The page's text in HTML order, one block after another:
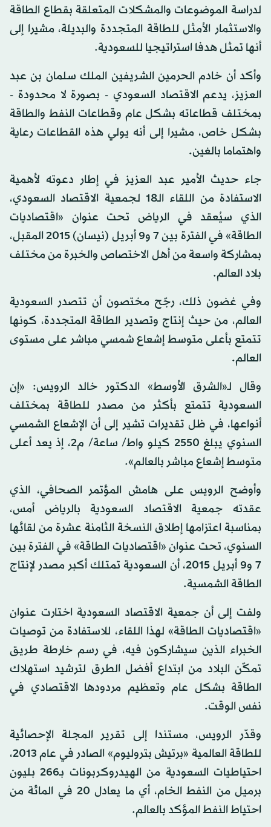
لدراسة الموضوعات والمشكلات المتعلقة بقطاع الطاقة
والاستثمار الأمثل للطاقة المتجددة والبديلة، مشيرا إلى
أنها تمثل هدفا استراتيجيا للسعودية.
وأكد أن خادم الحرمين الشريفين الملك سلمان بن عبد
العزيز، يدعم الاقتصاد السعودي - بصورة لا محدودة -
بمختلف قطاعاته بشكل عام وقطاعات النفط والطاقة
بشكل خاص، مشيرا إلى أنه يولي هذه القطاعات رعاية
واهتماما بالغين.
جاء حديث الأمير عبد العزيز في إطار دعوته لأهمية
الاستفادة من اللقاء الـ18 لجمعية الاقتصاد السعودي،
الذي سيُعقد في الرياض تحت عنوان «اقتصاديات
الطاقة» في الفترة بين 7 و9 أبريل (نيسان) 2015 المقبل،
بمشاركة واسعة من أهل الاختصاص والخبرة من مختلف
بلاد العالم.
وفي غضون ذلك، رجّح مختصون أن تتصدر السعودية
العالم، من حيث إنتاج وتصدير الطاقة المتجددة، كونها
تتمتع بأعلى متوسط إشعاع شمسي مباشر على مستوى
العالم.
وقال لـ«الشرق الأوسط» الدكتور خالد الرويس: «إن
السعودية تتمتع بأكثر من مصدر للطاقة بمختلف
أنواعها، في ظل تقديرات تشير إلى أن الإشعاع الشمسي
السنوي يبلغ 2550 كيلو واط/ ساعة/ م2، إذ يعد أعلى
متوسط إشعاع مباشر بالعالم».
وأوضح الرويس على هامش المؤتمر الصحافي، الذي
عقدته جمعية الاقتصاد السعودية بالرياض أمس،
بمناسبة اعتزامها إطلاق النسخة الثامنة عشرة من لقائها
السنوي، تحت عنوان «اقتصاديات الطاقة» في الفترة بين
7 و9 أبريل 2015، أن السعودية تمتلك أكبر مصدر لإنتاج
الطاقة الشمسية.
ولفت إلى أن جمعية الاقتصاد السعودية اختارت عنوان
«اقتصاديات الطاقة» لهذا اللقاء، للاستفادة من توصيات
الخبراء الذين سيشاركون فيه، في رسم خارطة طريق
تمكّن البلاد من ابتداع أفضل الطرق لترشيد استهلاك
الطاقة بشكل عام وتعظيم مردودها الاقتصادي في
نفس الوقت.
وقدّر الرويس، مستندا إلى تقرير المجلة الإحصائية
للطاقة العالمية «برتيش بتروليوم» الصادر في عام 2013،
احتياطيات السعودية من الهيدروكربونات بـ266 بليون
برميل من النفط الخام، أي ما يعادل 20 في المائة من
احتياط النفط المؤكد بالعالم.